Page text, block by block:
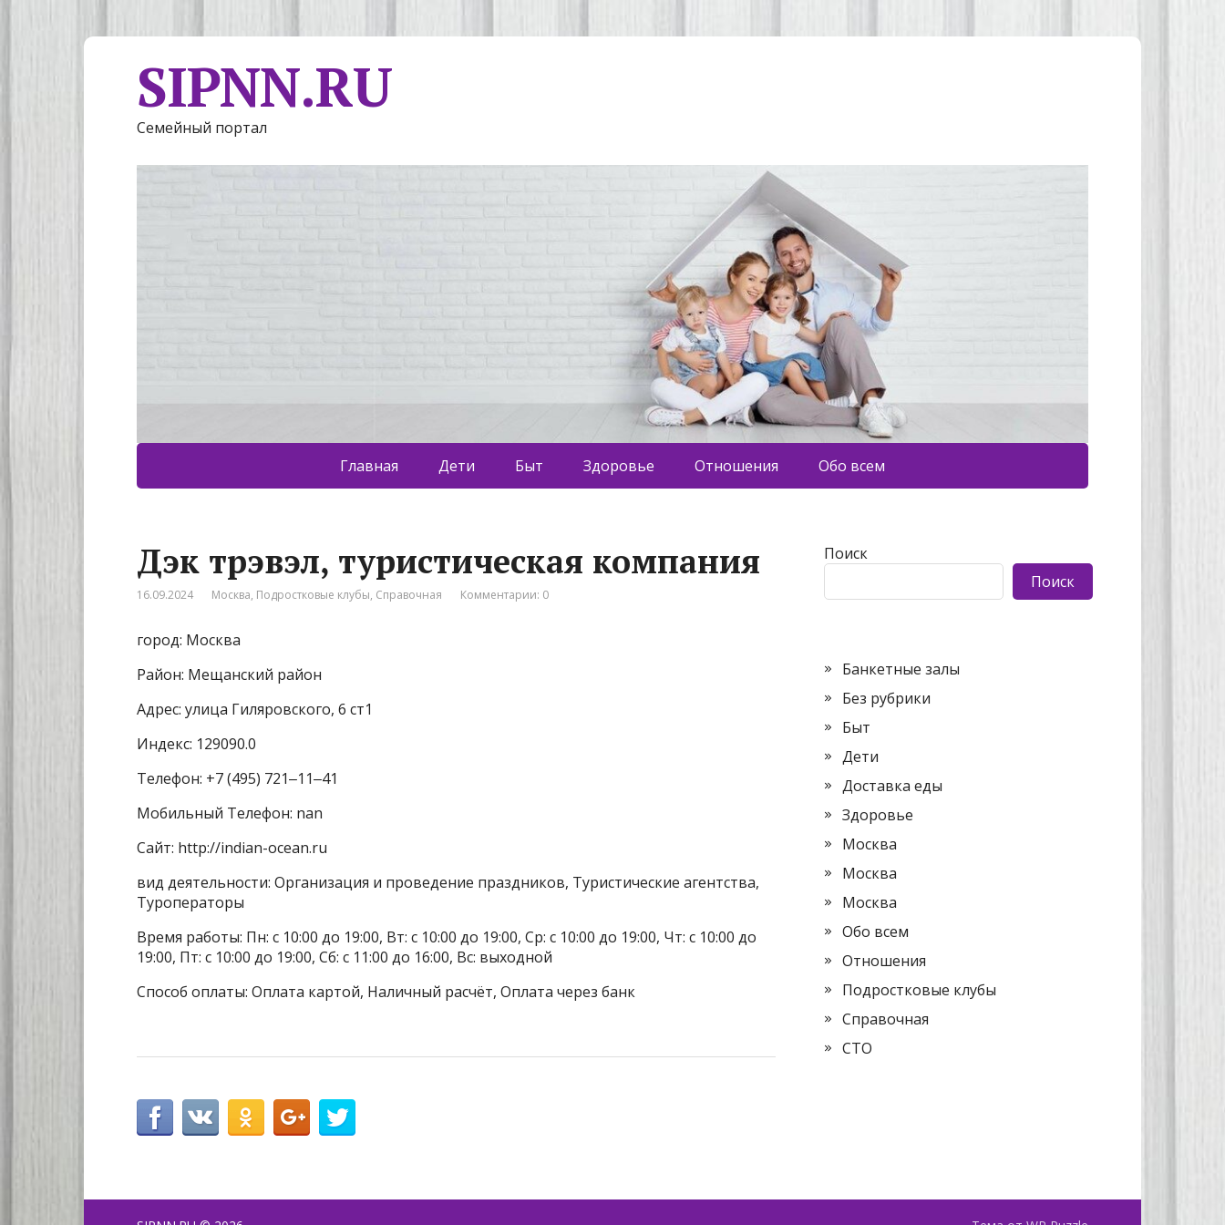
SIPNN.RU
Семейный портал
Главная Дети Быт Здоровье Отношения Обо всем
Дэк трэвэл, туристическая компания
16.09.2024 Москва, Подростковые клубы, Справочная Комментарии: 0
город: Москва
Район: Мещанский район
Адрес: улица Гиляровского, 6 ст1
Индекс: 129090.0
Телефон: +7 (495) 721‒11‒41
Мобильный Телефон: nan
Сайт: http://indian-ocean.ru
вид деятельности: Организация и проведение праздников, Туристические агентства,
Туроператоры
Время работы: Пн: с 10:00 до 19:00, Вт: с 10:00 до 19:00, Ср: с 10:00 до 19:00, Чт: с 10:00 до
19:00, Пт: с 10:00 до 19:00, Сб: с 11:00 до 16:00, Вс: выходной
Способ оплаты: Оплата картой, Наличный расчёт, Оплата через банк
Поиск
Поиск
Банкетные залы
Без рубрики
Быт
Дети
Доставка еды
Здоровье
Москва
Москва
Москва
Обо всем
Отношения
Подростковые клубы
Справочная
СТО